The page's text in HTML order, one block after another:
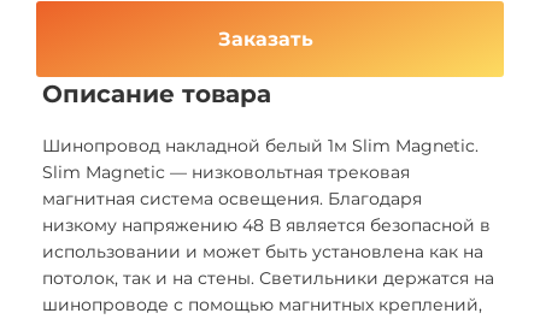
Заказать
Описание товара
Шинопровод накладной белый 1м Slim Magnetic.
Slim Magnetic — низковольтная трековая
магнитная система освещения. Благодаря
низкому напряжению 48 В является безопасной в
использовании и может быть установлена как на
потолок, так и на стены. Светильники держатся на
шинопроводе с помощью магнитных креплений,